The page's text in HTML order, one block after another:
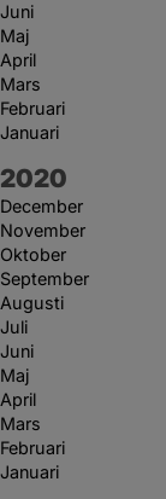
Juni
Maj
April
Mars
Februari
Januari
År:
2020
December
November
Oktober
September
Augusti
Juli
Juni
Maj
April
Mars
Februari
Januari